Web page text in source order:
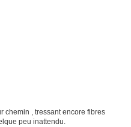
chemin , tressant encore fibres
peu inattendu.